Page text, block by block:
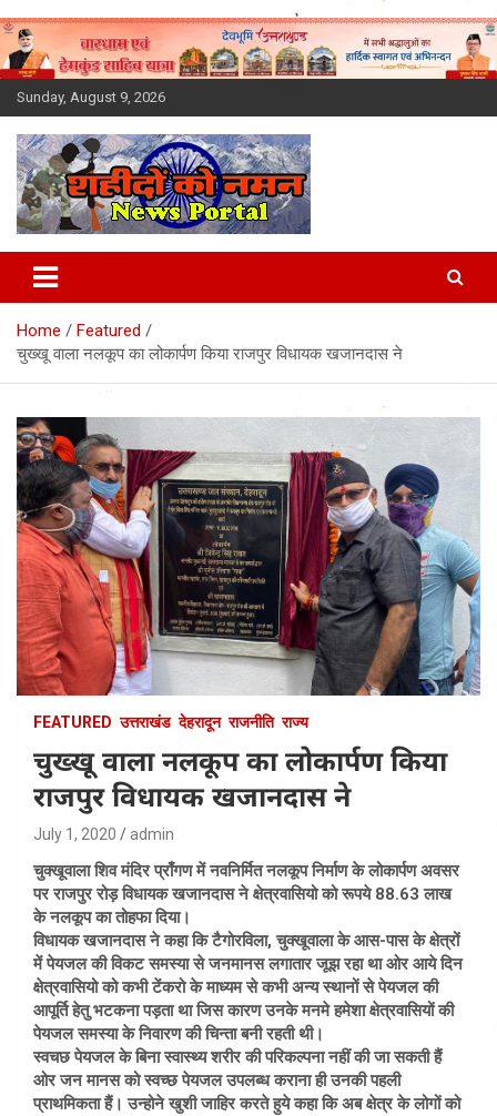
Skip
to
content
Sunday, August 9, 2026
Latest News Today, Breaking
News, Uttarakhand News in
Hindi
Home
Featured
चुख्खू वाला नलकूप का लोकार्पण किया राजपुर विधायक खजानदास ने
FEATURED उत्तराखंड देहरादून राजनीति राज्य
चुख्खू वाला नलकूप का लोकार्पण किया
राजपुर विधायक खजानदास ने
July 1, 2020 admin
चुक्खूवाला शिव मंदिर प्राँगण में नवनिर्मित नलकूप निर्माण के लोकार्पण अवसर
पर राजपुर रोड़ विधायक खजानदास ने क्षेत्रवासियो को रूपये 88.63 लाख
के नलकूप का तोहफा दिया।
विधायक खजानदास ने कहा कि टैगोरविला, चुक्खूवाला के आस-पास के क्षेत्रों
में पेयजल की विकट समस्या से जनमानस लगातार जूझ रहा था ओर आये दिन
क्षेत्रवासियो को कभी टेंकरो के माध्यम से कभी अन्य स्थानों से पेयजल की
आपूर्ति हेतु भटकना पड़ता था जिस कारण उनके मनमे हमेशा क्षेत्रवासियों की
पेयजल समस्या के निवारण की चिन्ता बनी रहती थी।
स्वचछ पेयजल के बिना स्वास्थ्य शरीर की परिकल्पना नहीं की जा सकती हैं
ओर जन मानस को स्वच्छ पेयजल उपलब्ध कराना ही उनकी पहली
प्राथमिकता हैं। उन्होने खुशी जाहिर करते हुये कहा कि अब क्षेत्र के लोगों को